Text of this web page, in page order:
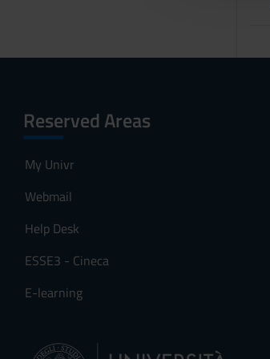
n
Reserved Areas
My Univr
Webmail
Help Desk
ESSE3 - Cineca
E-learning